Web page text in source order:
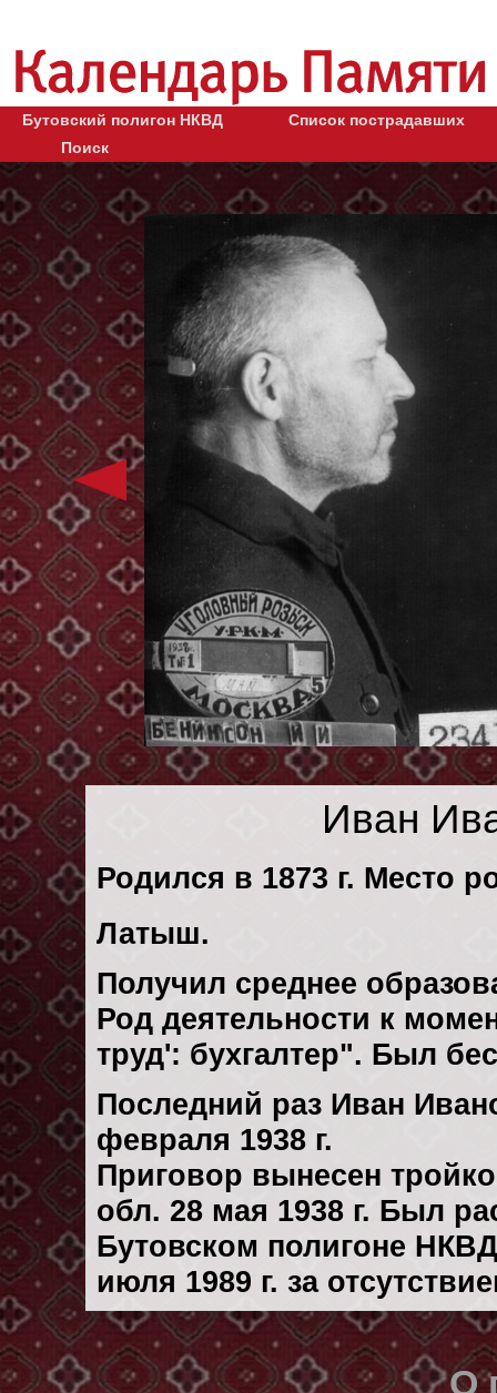
Бутовский полигон НКВД
Список пострадавших
Поиск
Иван
Родился в 1873 г. Место
Латыш.
Получил среднее
Род деятельности к
труд': бухгалтер". Был
Последний раз Иван
февраля 1938 г.
Приговор вынесен
обл. 28 мая 1938 г. Был
Бутовском полигоне
июля 1989 г. за
О